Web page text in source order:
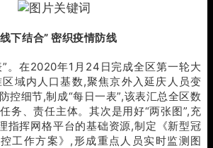
下结合” 密织疫情防线
。在2020年1月24日完成全区第一轮大
域内人口基数,聚焦京外入延庆人员变
控细节,制成“每日一表”,该表汇总全区数
务、责任主体。其次是用好“两张图”,充
指挥网格平台的基础资源,制定《新型冠
工作方案》,形成重点人员实时监测图